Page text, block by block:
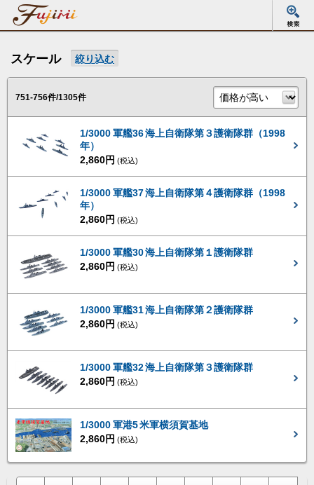
スケール 絞り込む
751-756件/1305件
1/3000 軍艦36 海上自衛隊第３護衛隊群（1998
年）
2,860円 (税込)
1/3000 軍艦37 海上自衛隊第４護衛隊群（1998
年）
2,860円 (税込)
1/3000 軍艦30 海上自衛隊第１護衛隊群
2,860円 (税込)
1/3000 軍艦31 海上自衛隊第２護衛隊群
2,860円 (税込)
1/3000 軍艦32 海上自衛隊第３護衛隊群
2,860円 (税込)
1/3000 軍港5 米軍横須賀基地
2,860円 (税込)